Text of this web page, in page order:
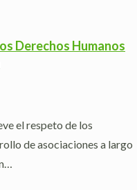
Derechos Humanos
el respeto de los
de asociaciones a largo